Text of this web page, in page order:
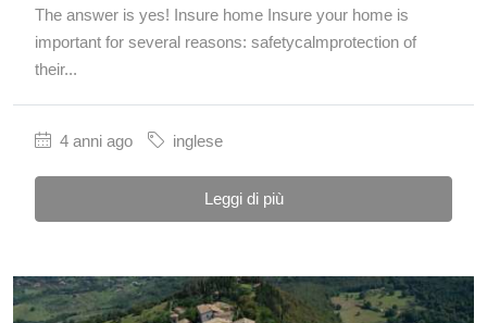
The answer is yes! Insure home Insure your home is
important for several reasons: safetycalmprotection of
their...
4 anni ago inglese
Leggi di più